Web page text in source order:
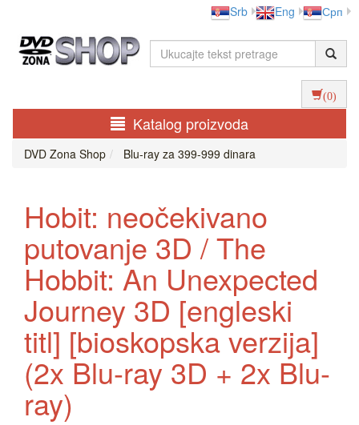
Srb Eng Срп
(0)
Katalog proizvoda
DVD Zona Shop Blu-ray za 399-999 dinara
Hobit: neočekivano
putovanje 3D / The
Hobbit: An Unexpected
Journey 3D [engleski
titl] [bioskopska verzija]
(2x Blu-ray 3D + 2x Blu-
ray)